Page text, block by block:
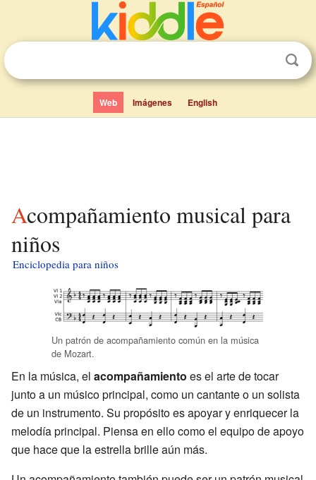
Web Imágenes English
Acompañamiento musical para
niños
Enciclopedia para niños
Un patrón de acompañamiento común en la música
de Mozart.
En la música, el acompañamiento es el arte de tocar
junto a un músico principal, como un cantante o un solista
de un instrumento. Su propósito es apoyar y enriquecer la
melodía principal. Piensa en ello como el equipo de apoyo
que hace que la estrella brille aún más.